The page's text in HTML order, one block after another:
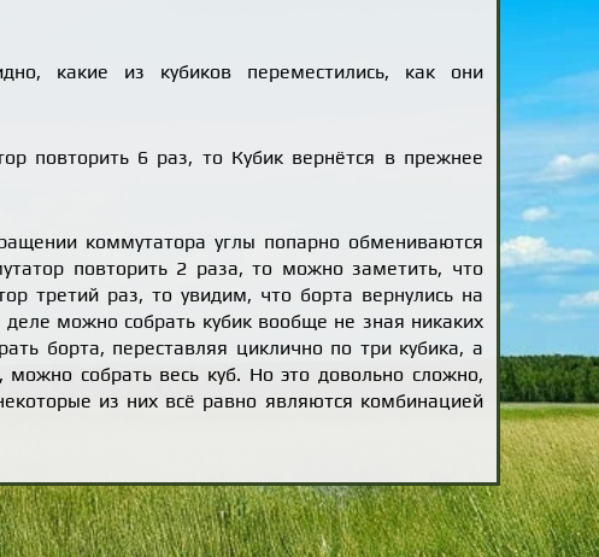
какие из кубиков переместились, как они
повторить 6 раз, то Кубик вернётся в прежнее
коммутатора углы попарно обмениваются
повторить 2 раза, то можно заметить, что
третий раз, то увидим, что борта вернулись на
можно собрать кубик вообще не зная никаких
борта, переставляя циклично по три кубика, а
собрать весь куб. Но это довольно сложно,
из них всё равно являются комбинацией